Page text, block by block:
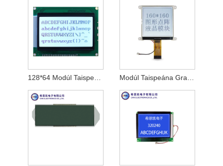
128*64 Modúl Taispeáin Grafaice